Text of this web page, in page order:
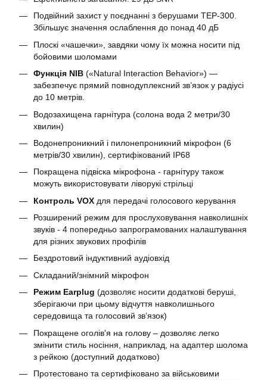
Подвійний захист у поєднанні з берушами TEP-300.
Збільшує значення ослаблення до понад 40 дБ
Плоскі «чашечки», завдяки чому їх можна носити під
бойовими шоломами
Функція NIB («Natural Interaction Behavior») —
забезпечує прямий повнодуплексний зв’язок у радіусі
до 10 метрів.
Водозахищена гарнітура (солона вода 2 метри/30
хвилин)
Водонепроникний і пилонепроникний мікрофон (6
метрів/30 хвилин), сертифікований IP68
Покращена підвіска мікрофона - гарнітуру також
можуть використовувати ліворукі стрільці
Контроль VOX для передачі голосового керування
Розширений режим для прослуховування навколишніх
звуків - 4 попередньо запрограмованих налаштування
для різних звукових профілів
Бездротовий індуктивний аудіовхід
Складаний/знімний мікрофон
Режим Earplug (дозволяє носити додаткові беруші,
зберігаючи при цьому відчуття навколишнього
середовища та голосовий зв’язок)
Покращене оголів'я на голову – дозволяє легко
змінити стиль носіння, наприклад, на адаптер шолома
з рейкою (доступний додатково)
Протестовано та сертифіковано за військовими